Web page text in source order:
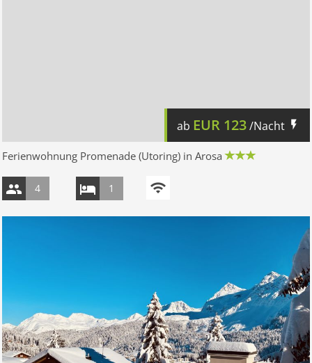
ab EUR 123/Nacht
Ferienwohnung Promenade (Utoring) in Arosa
4 1